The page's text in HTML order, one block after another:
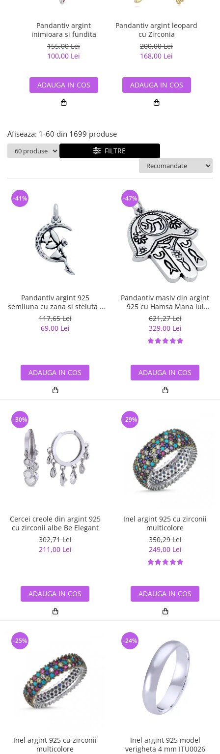
Bijuterii argint placat cu aur
Bijuterii gotice si rock
Bijuterii Handmade
Bijuterii fantezie
Bijuterii tungsten
Solutii si lavete de curatare
bijuterii argint
Pandantiv argint
inimioara si fundita
155,00 Lei
100,00 Lei
ADAUGA IN COS
Pandantiv argint leopard
cu Zirconia
200,00 Lei
168,00 Lei
ADAUGA IN COS
Afiseaza: 1-60 din 1699 produse
FILTRE
Pandantiv argint 925
semiluna cu zana si steluta -
Be Fantastic PSX0560
117,65 Lei
69,00 Lei
-41%
ADAUGA IN COS
Pandantiv masiv din argint
925 cu Hamsa Mana lui
Fatima
621,27 Lei
329,00 Lei
-47%
ADAUGA IN COS
Cercei creole din argint 925
cu zirconii albe Be Elegant
302,71 Lei
211,00 Lei
-30%
ADAUGA IN COS
Inel argint 925 cu zirconii
multicolore
350,29 Lei
249,00 Lei
-29%
ADAUGA IN COS
Inel argint 925 cu zirconii
multicolore
-25%
Inel argint 925 model
verigheta 4 mm ITU0026
-24%